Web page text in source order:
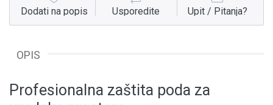
Dodati na popis Usporedite Upit / Pitanja?
OPIS
Profesionalna zaštita poda za